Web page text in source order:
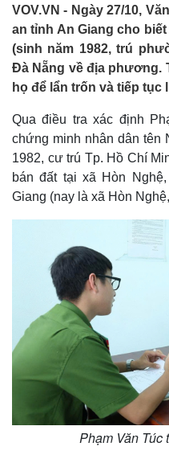
VOV.VN - Ngày 27/10,
an tỉnh An Giang cho
(sinh năm 1982, trú
Đà Nẵng về địa phương.
họ để lẩn trốn và tiếp tục
Qua điều tra xác định
chứng minh nhân dân tên
1982, cư trú Tp. Hồ Chí
bán đất tại xã Hòn
Giang (nay là xã Hòn
Phạm Văn Túc